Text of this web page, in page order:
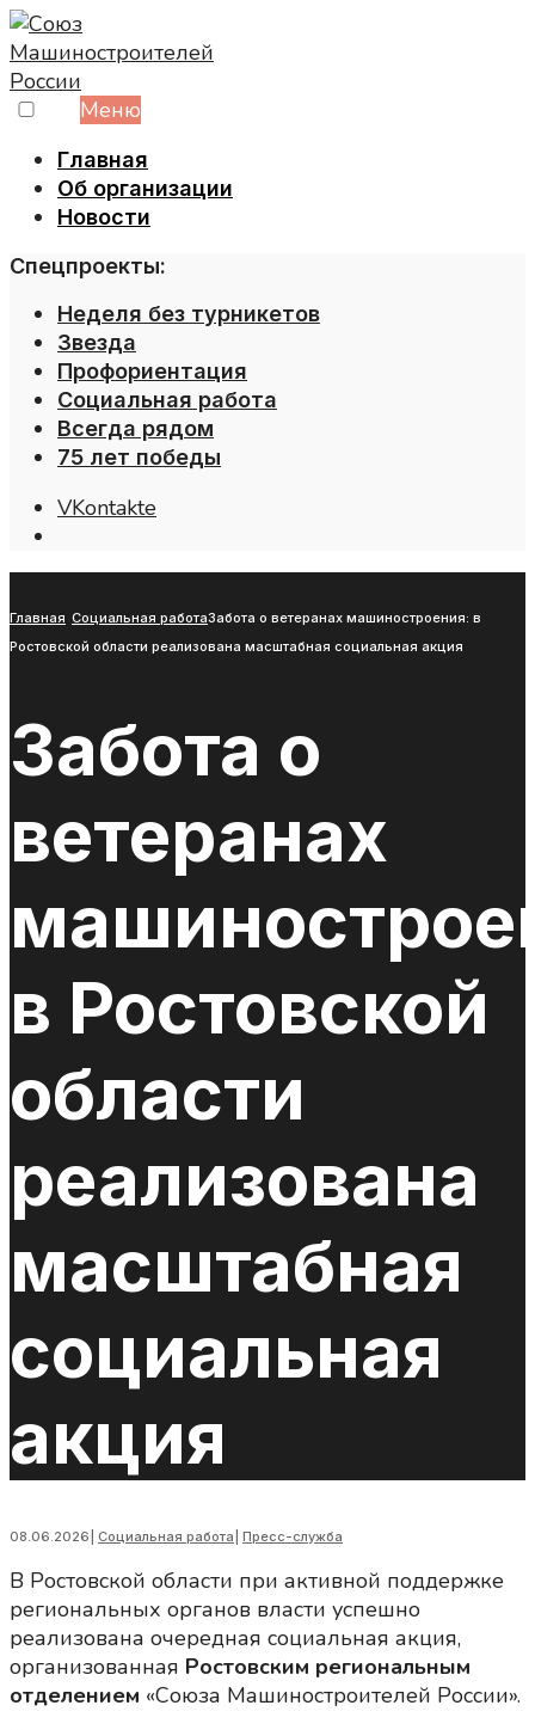
Skip
to
content
Меню
Главная
Об организации
Новости
Спецпроекты:
Неделя без турникетов
Звезда
Профориентация
Социальная работа
Всегда рядом
75 лет победы
VKontakte
Главная Социальная работаЗабота о ветеранах машиностроения: в
Ростовской области реализована масштабная социальная акция
Забота о
ветеранах
в Ростовской
области
реализована
масштабная
социальная
акция
08.06.2026 Социальная работа Пресс-служба
В Ростовской области при активной поддержке
региональных органов власти успешно
реализована очередная социальная акция,
организованная Ростовским региональным
отделением «Союза Машиностроителей России».